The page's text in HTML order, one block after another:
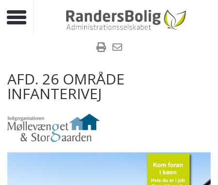
Toggle navigation
AFD. 26 OMRÅDE
INFANTERIVEJ